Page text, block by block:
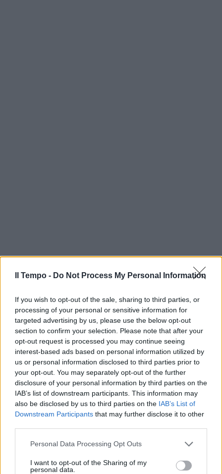
Il Tempo - Do Not Process My Personal Information
If you wish to opt-out of the sale, sharing to third parties, or
processing of your personal or sensitive information for
targeted advertising by us, please use the below opt-out
section to confirm your selection. Please note that after your
opt-out request is processed you may continue seeing
interest-based ads based on personal information utilized by
us or personal information disclosed to third parties prior to
your opt-out. You may separately opt-out of the further
disclosure of your personal information by third parties on the
IAB’s list of downstream participants. This information may
also be disclosed by us to third parties on the IAB’s List of
Downstream Participants that may further disclose it to other
Personal Data Processing Opt Outs
I want to opt-out of the Sharing of my
personal data.